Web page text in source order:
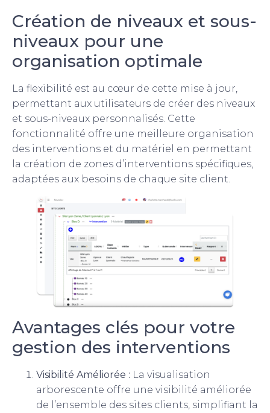
Création de niveaux et sous-
niveaux pour une
organisation optimale
La flexibilité est au cœur de cette mise à jour,
permettant aux utilisateurs de créer des niveaux
et sous-niveaux personnalisés. Cette
fonctionnalité offre une meilleure organisation
des interventions et du matériel en permettant
la création de zones d’interventions spécifiques,
adaptées aux besoins de chaque site client.
Avantages clés pour votre
gestion des interventions
Visibilité Améliorée : La visualisation
arborescente offre une visibilité améliorée
de l’ensemble des sites clients, simplifiant la